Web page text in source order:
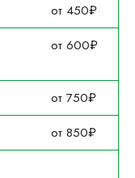
от 450₽
от 600₽
от 750₽
от 850₽